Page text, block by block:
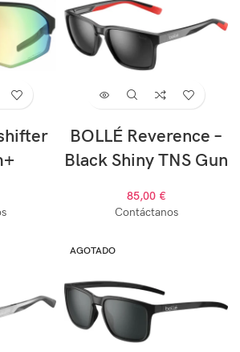
BOLLÉ Reverence –
Black Shiny TNS Gun
85,00 €
Contáctanos
AGOTADO